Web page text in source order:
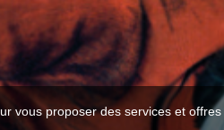
vous proposer des services et